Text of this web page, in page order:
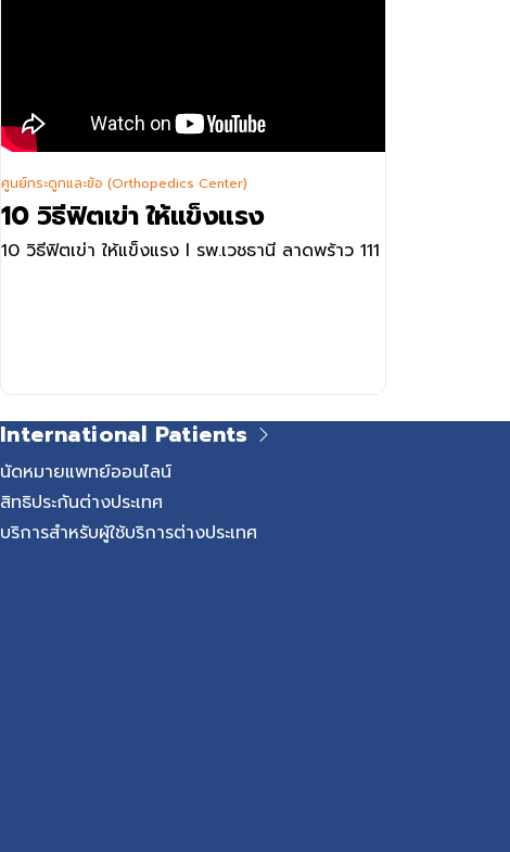
ติดต่อสอบถามเพิ่มเติมได้ที่
ศูนย์ฟื้นฟูข้อเสื่อม ชั้น 1 อาคาร King of Bones โรง
พยาบาลเวชธานี
10 วิธีฟิตเข่า ให้แข็งแรง
10 วิธีฟิตเข่า ให้แข็งแรง l รพ.เวชธานี ลาดพร้าว 111
ศูนย์กระดูกและข้อ (Orthopedics Center)
International Patients
นัดหมายแพทย์ออนไลน์
สิทธิประกันต่างประเทศ
บริการสำหรับผู้ใช้บริการต่างประเทศ